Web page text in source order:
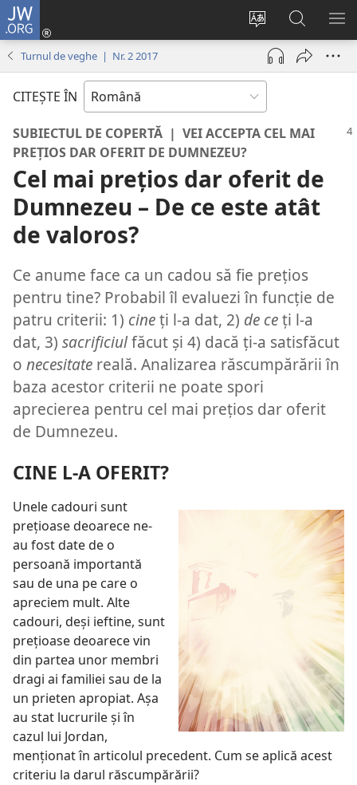
JW.ORG
Schimbaţi
limba
site-
ului
Conectează-
deschide
o
nouă)
Căutați
pe
JW.ORG
Turnul de veghe | Nr. 2 2017
CITEŞTE ÎN
SUBIECTUL DE COPERTĂ | VEI ACCEPTA CEL MAI
PREȚIOS DAR OFERIT DE DUMNEZEU?
Cel mai prețios dar oferit de
Dumnezeu – De ce este atât
de valoros?
Ce anume face ca un cadou să fie prețios
pentru tine? Probabil îl evaluezi în funcție de
patru criterii: 1) cineți l-a dat, 2) de ceți l-a
dat, 3) sacrificiulfăcut și 4) dacă ți-a satisfăcut
o necesitate reală. Analizarea răscumpărării în
baza acestor criterii ne poate spori
aprecierea pentru cel mai prețios dar oferit
de Dumnezeu.
CINE L-A OFERIT?
Unele cadouri sunt
prețioase deoarece ne-
au fost date de o
persoană importantă
sau de una pe care o
apreciem mult. Alte
cadouri, deși ieftine, sunt
prețioase deoarece vin
din partea unor membri
dragi ai familiei sau de la
un prieten apropiat. Așa
au stat lucrurile și în
cazul lui Jordan,
menționat în articolul precedent. Cum se aplică acest
criteriu la darul răscumpărării?